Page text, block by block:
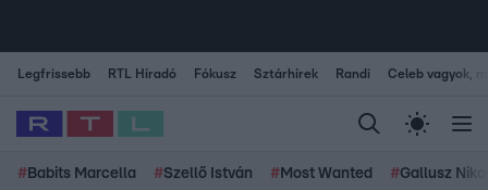
Legfrissebb RTL Híradó Fókusz Sztárhírek Randi Celeb vagyok,
# Babits Marcella #Szellő István # Most Wanted #Gallusz